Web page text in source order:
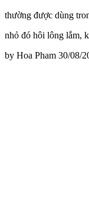
thường được dùng
nhỏ đó hôi lông lắm,
by Hoa Pham 30/08/